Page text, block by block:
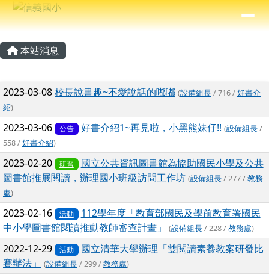
跳至主內容區
信義國小
⏸
導覽列
主內容區域
本站消息
文章列表
2023-03-08校長說書趣~不愛說話的嘟嘟 (設備組長/ 716 /好書介
紹)
2023-03-06 公告 好書介紹1~再見啦，小黑熊妹仔!! (設備組長/
558 /好書介紹)
2023-02-20 研習
國立公共資訊圖書館為協助國民小學及公共
圖書館推展閱讀，辦理國小班級訪問工作坊 (設備組長/ 277 /教務
處)
2023-02-16 活動
112學年度「教育部國民及學前教育署國民
中小學圖書館閱讀推動教師審查計畫」
(設備組長/ 228 /教務處)
2022-12-29 活動
國立清華大學辦理「雙閱讀素養教案研發比
賽辦法」
(設備組長/ 299 /教務處)
頁尾區域